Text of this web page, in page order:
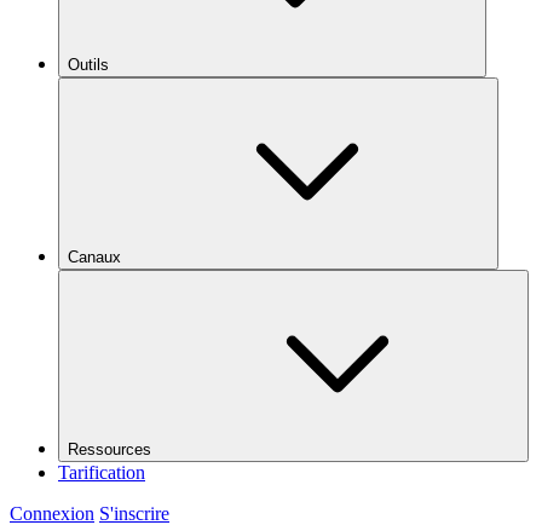
Outils
Canaux
Ressources
Tarification
Connexion S'inscrire